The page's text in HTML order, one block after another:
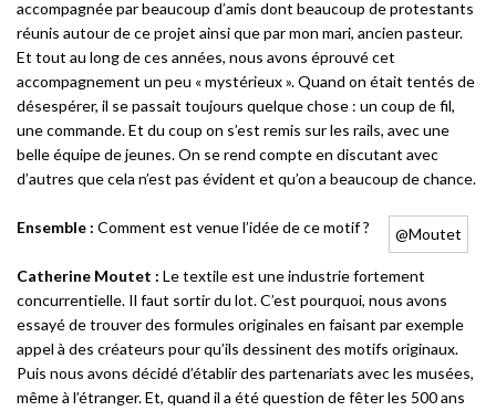
accompagnée par beaucoup d’amis dont beaucoup de protestants
réunis autour de ce projet ainsi que par mon mari, ancien pasteur.
Et tout au long de ces années, nous avons éprouvé cet
accompagnement un peu « mystérieux ». Quand on était tentés de
désespérer, il se passait toujours quelque chose : un coup de fil,
une commande. Et du coup on s’est remis sur les rails, avec une
belle équipe de jeunes. On se rend compte en discutant avec
d’autres que cela n’est pas évident et qu’on a beaucoup de chance.
@Moutet
Ensemble : Comment est venue l’idée de ce motif ?
Catherine Moutet : Le textile est une industrie fortement
concurrentielle. Il faut sortir du lot. C’est pourquoi, nous avons
essayé de trouver des formules originales en faisant par exemple
appel à des créateurs pour qu’ils dessinent des motifs originaux.
Puis nous avons décidé d’établir des partenariats avec les musées,
même à l’étranger. Et, quand il a été question de fêter les 500 ans